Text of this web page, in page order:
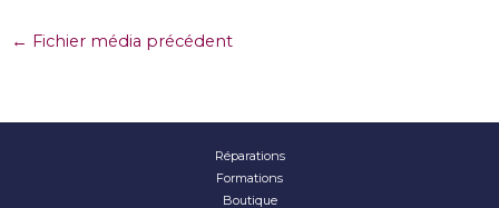
← Fichier média précédent
Réparations
Formations
Boutique